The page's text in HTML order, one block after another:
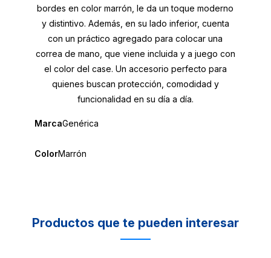
bordes en color marrón, le da un toque moderno
y distintivo. Además, en su lado inferior, cuenta
con un práctico agregado para colocar una
correa de mano, que viene incluida y a juego con
el color del case. Un accesorio perfecto para
quienes buscan protección, comodidad y
funcionalidad en su día a día.
MarcaGenérica
ColorMarrón
Productos que te pueden interesar